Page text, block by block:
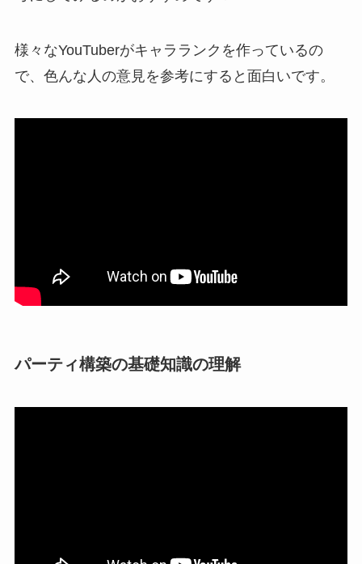
様々なYouTuberがキャラランクを作っているの
で、色んな人の意見を参考にすると面白いです。
パーティ構築の基礎知識の理解